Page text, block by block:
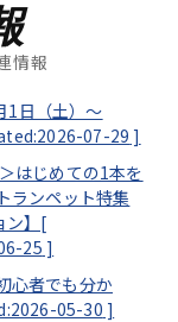
情報
1日（土）～
07-29 ]
はじめての1本を
ランペット特集
ン】[
25 ]
心者でも分か
05-30 ]